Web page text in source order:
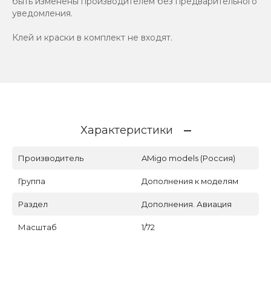
уведомления.
Клей и краски в комплект не входят.
Характеристики
Производитель AMigo models (Россия)
Группа Дополнения к моделям
Раздел Дополнения. Авиация
Масштаб 1/72